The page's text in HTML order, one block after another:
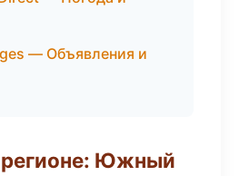
— Объявления и
Южный